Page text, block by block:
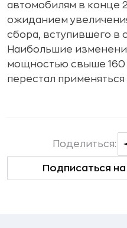
автомобилям в конце
ожиданием
сбора, вступившего в
Наибольшие
мощностью свыше 160
перестал
Подписаться
Поделиться: